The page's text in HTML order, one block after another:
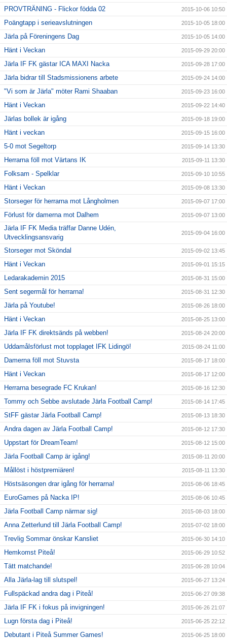
PROVTRÄNING - Flickor födda 02 2015-10-06 10:50
Poängtapp i serieavslutningen 2015-10-05 18:00
Järla på Föreningens Dag 2015-10-05 14:00
Hänt i Veckan 2015-09-29 20:00
Järla IF FK gästar ICA MAXI Nacka 2015-09-28 17:00
Järla bidrar till Stadsmissionens arbete 2015-09-24 14:00
"Vi som är Järla" möter Rami Shaaban 2015-09-23 16:00
Hänt i Veckan 2015-09-22 14:40
Järlas bollek är igång 2015-09-18 19:00
Hänt i veckan 2015-09-15 16:00
5-0 mot Segeltorp 2015-09-14 13:30
Herrarna föll mot Värtans IK 2015-09-11 13:30
Folksam - Spelklar 2015-09-10 10:55
Hänt i Veckan 2015-09-08 13:30
Storseger för herrarna mot Långholmen 2015-09-07 17:00
Förlust för damerna mot Dalhem 2015-09-07 13:00
Järla IF FK Media träffar Danne Udén,
Utvecklingsansvarig
2015-09-04 16:00
Storseger mot Sköndal 2015-09-02 13:45
Hänt i Veckan 2015-09-01 15:15
Ledarakademin 2015 2015-08-31 15:00
Sent segermål för herrarna! 2015-08-31 12:30
Järla på Youtube! 2015-08-26 18:00
Hänt i Veckan 2015-08-25 13:00
Järla IF FK direktsänds på webben! 2015-08-24 20:00
Uddamålsförlust mot topplaget IFK Lidingö! 2015-08-24 11:00
Damerna föll mot Stuvsta 2015-08-17 18:00
Hänt i Veckan 2015-08-17 12:00
Herrarna besegrade FC Krukan! 2015-08-16 12:30
Tommy och Sebbe avslutade Järla Football Camp! 2015-08-14 17:45
StFF gästar Järla Football Camp! 2015-08-13 18:30
Andra dagen av Järla Football Camp! 2015-08-12 17:30
Uppstart för DreamTeam! 2015-08-12 15:00
Järla Football Camp är igång! 2015-08-11 20:00
Mållöst i höstpremiären! 2015-08-11 13:30
Höstsäsongen drar igång för herrarna! 2015-08-06 18:45
EuroGames på Nacka IP! 2015-08-06 10:45
Järla Football Camp närmar sig! 2015-08-03 18:00
Anna Zetterlund till Järla Football Camp! 2015-07-02 18:00
Trevlig Sommar önskar Kansliet 2015-06-30 14:10
Hemkomst Piteå! 2015-06-29 10:52
Tätt matchande! 2015-06-28 10:04
Alla Järla-lag till slutspel! 2015-06-27 13:24
Fullspäckad andra dag i Piteå! 2015-06-27 09:38
Järla IF FK i fokus på invigningen! 2015-06-26 21:07
Lugn första dag i Piteå! 2015-06-25 22:12
Debutant i Piteå Summer Games! 2015-06-25 18:00